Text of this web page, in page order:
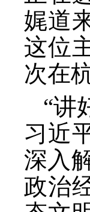
娓道
这位
次在
“讲
习近
深入
政治